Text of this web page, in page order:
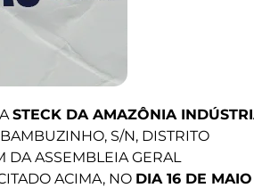
STECK DA AMAZÔNIA
S/N, DISTRITO
ASSEMBLEIA GERAL
ACIMA, NO DIA 16 DE MAIO